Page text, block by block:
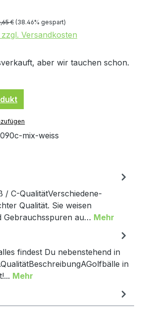
Preis:
€ (38.46% gespart)
Versandkosten
aber wir tauchen schon.
090c-mix-weiss
/ C-QualitätVerschiedene-
Qualität. Sie weisen
Gebrauchsspuren au… Mehr
findest Du nebenstehend in
in
Mehr